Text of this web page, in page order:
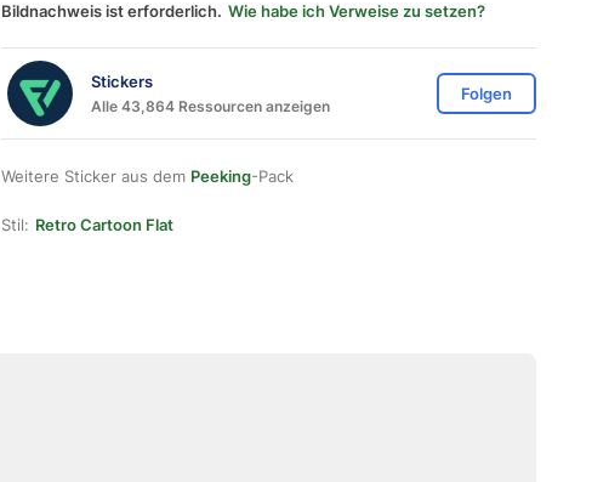
Bildnachweis ist erforderlich. Wie habe ich Verweise zu setzen?
Stickers
Alle 43,864 Ressourcen anzeigen
Folgen
Weitere Sticker aus dem Peeking-Pack
Stil: Retro Cartoon Flat